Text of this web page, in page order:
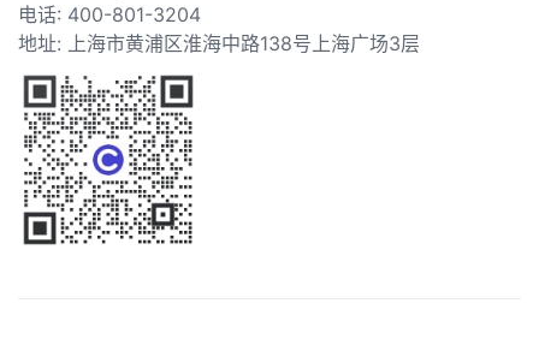
电话: 400-801-3204
地址: 上海市黄浦区淮海中路138号上海广场3层